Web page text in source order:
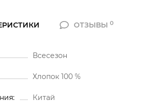
ОТЗЫВЫ0
Всесезон
Хлопок 100 %
Китай